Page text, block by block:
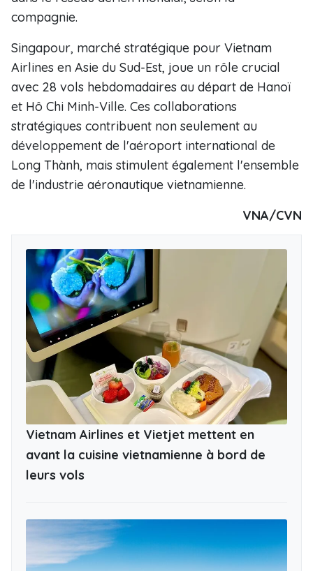
compagnie.
Singapour, marché stratégique pour Vietnam
Airlines en Asie du Sud-Est, joue un rôle crucial
avec 28 vols hebdomadaires au départ de Hanoï
et Hô Chi Minh-Ville. Ces collaborations
stratégiques contribuent non seulement au
développement de l'aéroport international de
Long Thành, mais stimulent également l'ensemble
de l'industrie aéronautique vietnamienne.
VNA/CVN
Vietnam Airlines et Vietjet mettent en
avant la cuisine vietnamienne à bord de
leurs vols